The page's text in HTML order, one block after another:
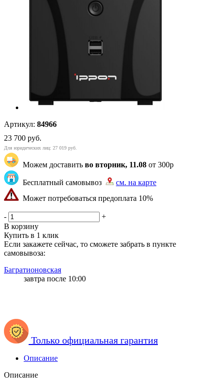
Артикул: 84966
23 700 руб.
Для юридических лиц: 27 019 руб.
Можем доставить во вторник, 11.08 от 300р
Бесплатный самовывоз
см. на карте
Может потребоваться предоплата 10%
-
+
В корзину
Купить в 1 клик
Если закажете сейчас, то сможете забрать в пункте
самовывоза:
Багратионовская
завтра после 10:00
Только официальная гарантия
Описание
Описание